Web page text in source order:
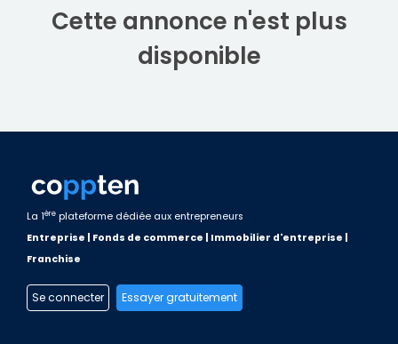
Cette annonce n'est plus
disponible
La 1ère plateforme dédiée aux entrepreneurs
Entreprise | Fonds de commerce | Immobilier d'entreprise |
Franchise
Se connecter Essayer gratuitement